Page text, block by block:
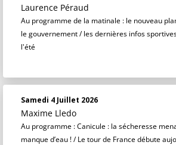
Laurence Péraud
Au programme de la matinale : le nouveau
le gouvernement / les dernières infos
l'été
Samedi 4 Juillet 2026
Maxime Lledo
Au programme : Canicule : la sécheresse
manque d’eau ! / Le tour de France débute